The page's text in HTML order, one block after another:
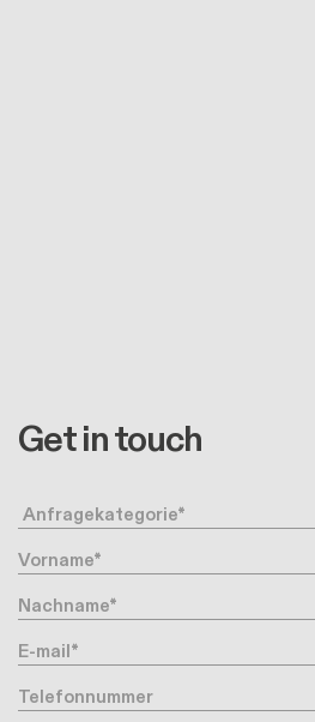
Get in touch
Anfragetyp
Vorname
Nachname
Ihre Email-Adresse
Telefonnummer